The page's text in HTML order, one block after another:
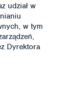
udział w
w tym
Dyrektora